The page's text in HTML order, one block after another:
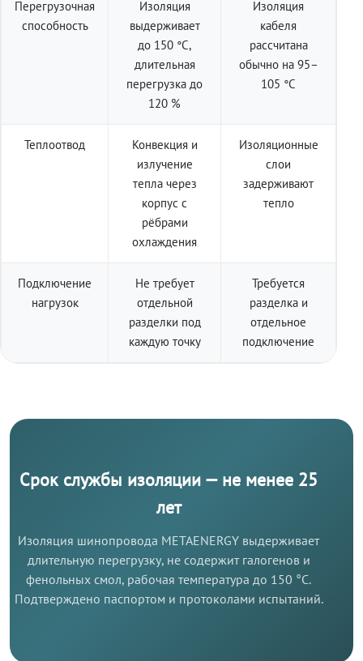
Перегрузочная
способность
Изоляция
выдерживает
до 150 °C,
длительная
перегрузка до
120 %
Изоляция
кабеля
рассчитана
обычно на 95–
105 °C
Теплоотвод
Конвекция и
излучение
тепла через
корпус с
рёбрами
охлаждения
Изоляционные
слои
задерживают
тепло
Подключение
нагрузок
Не требует
отдельной
разделки под
каждую точку
Требуется
разделка и
отдельное
подключение
Срок службы изоляции — не менее 25
лет
Изоляция шинопровода METAENERGY выдерживает
длительную перегрузку, не содержит галогенов и
фенольных смол, рабочая температура до 150 °C.
Подтверждено паспортом и протоколами испытаний.